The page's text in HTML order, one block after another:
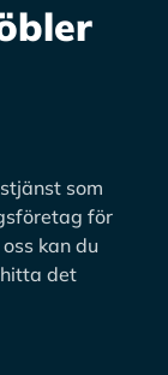
som
för
kan du
det